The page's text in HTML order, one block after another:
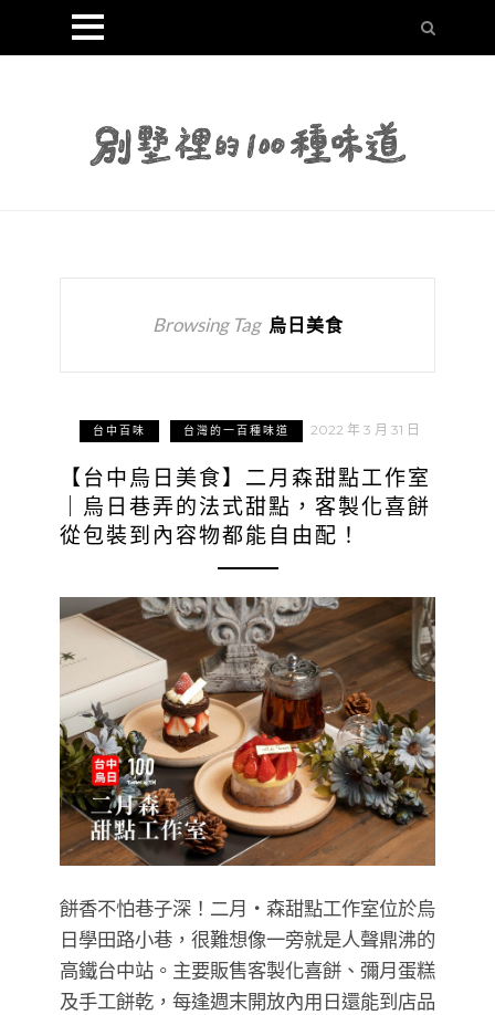
Browsing Tag 烏日美食
台中百味 台灣的一百種味道 2022 年 3 月 31 日
【台中烏日美食】二月森甜點工作室
｜烏日巷弄的法式甜點，客製化喜餅
從包裝到內容物都能自由配！
餅香不怕巷子深！二月・森甜點工作室位於烏
日學田路小巷，很難想像一旁就是人聲鼎沸的
高鐵台中站。主要販售客製化喜餅、彌月蛋糕
及手工餅乾，每逢週末開放內用日還能到店品